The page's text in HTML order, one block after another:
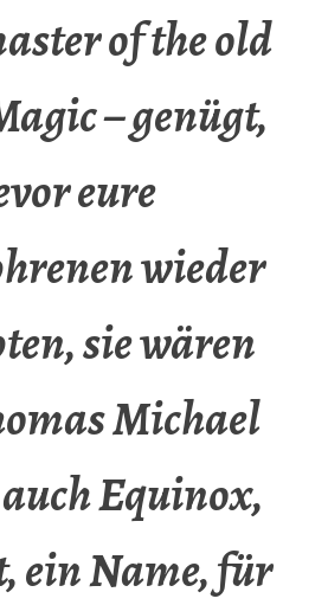
of the old
– genügt,
eure
wieder
sie wären
Michael
Equinox,
ein Name, für